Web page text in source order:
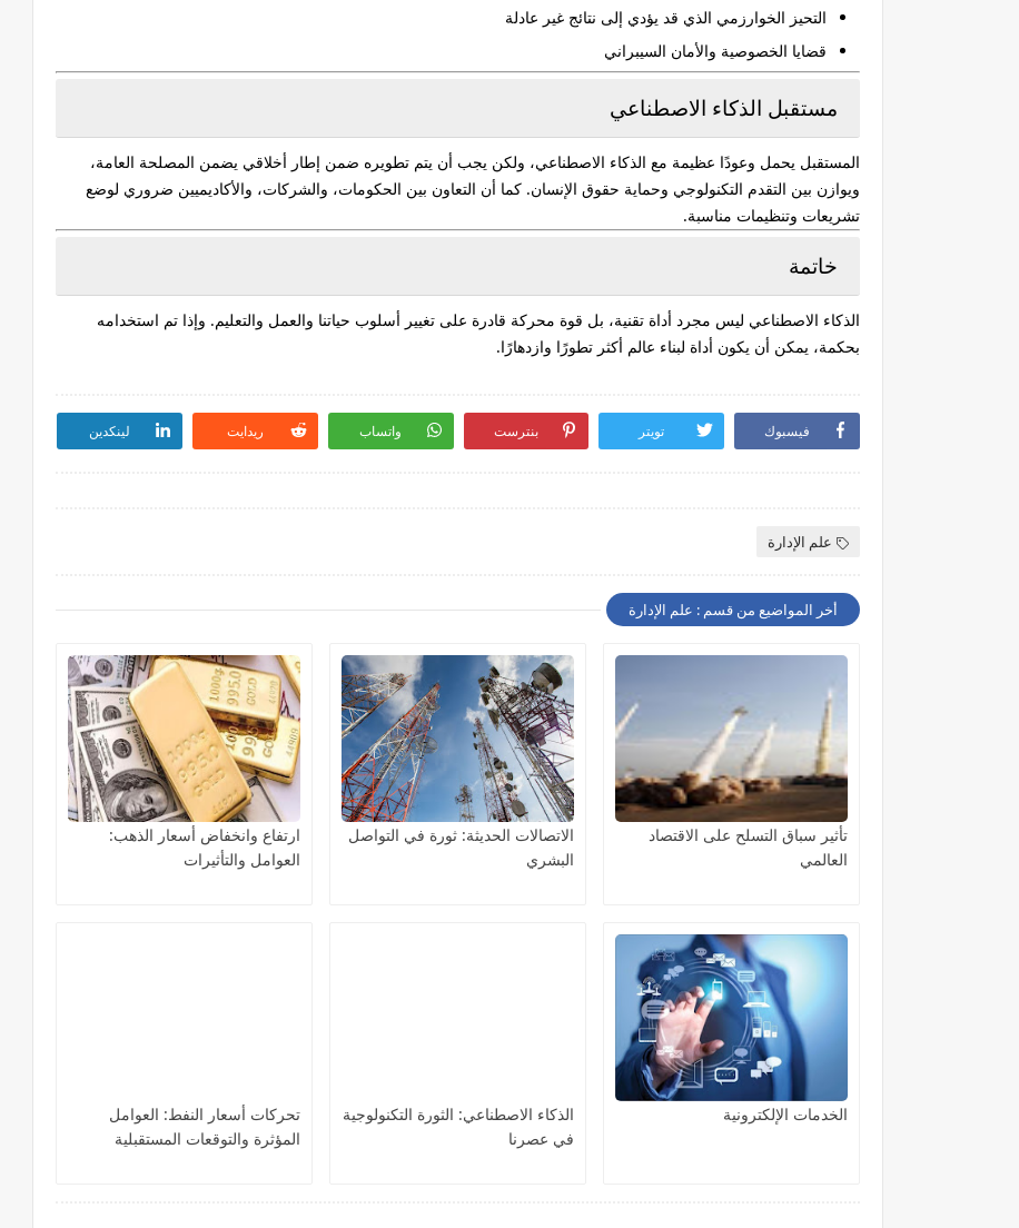
التحيز الخوارزمي الذي قد يؤدي إلى نتائج غير عادلة
قضايا الخصوصية والأمان السيبراني
مستقبل الذكاء الاصطناعي
المستقبل يحمل وعودًا عظيمة مع الذكاء الاصطناعي، ولكن يجب أن يتم تطويره ضمن إطار أخلاقي يضمن المصلحة العامة،
ويوازن بين التقدم التكنولوجي وحماية حقوق الإنسان. كما أن التعاون بين الحكومات، والشركات، والأكاديميين ضروري لوضع
تشريعات وتنظيمات مناسبة.
خاتمة
الذكاء الاصطناعي ليس مجرد أداة تقنية، بل قوة محركة قادرة على تغيير أسلوب حياتنا والعمل والتعليم. وإذا تم استخدامه
بحكمة، يمكن أن يكون أداة لبناء عالم أكثر تطورًا وازدهارًا.
فيسبوك تويتر بنترست واتساب ريدايت لينكدين
علم الإدارة
أخر المواضيع من قسم : علم الإدارة
تأثير سباق التسلح على الاقتصاد
العالمي
الاتصالات الحديثة: ثورة في التواصل
البشري
ارتفاع وانخفاض أسعار الذهب:
العوامل والتأثيرات
الخدمات الإلكترونية
الذكاء الاصطناعي: الثورة التكنولوجية
في عصرنا
تحركات أسعار النفط: العوامل
المؤثرة والتوقعات المستقبلية